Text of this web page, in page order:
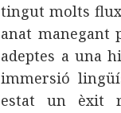
tingut molts
anat manegant
adeptes a una
immersió
estat un èxit